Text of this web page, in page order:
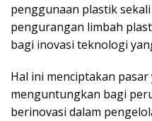
penggunaan plastik
pengurangan limbah
bagi inovasi teknologi
Hal ini menciptakan
menguntungkan bagi
berinovasi dalam